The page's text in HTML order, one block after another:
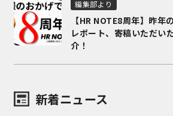
編集部より
【HR NOTE8周年】昨年
レポート、寄稿いただい
介！
新着ニュース